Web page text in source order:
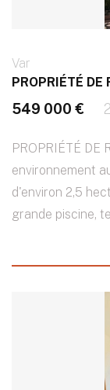
Var
PROPRIÉTÉ DE
549 000 €
PROPRIÉTÉ DE
environnement
d'environ 2,5
grande piscine,